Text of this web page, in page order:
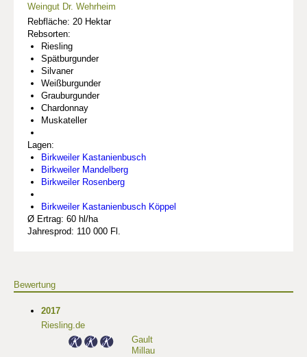
Weingut Dr. Wehrheim
Rebfläche: 20 Hektar
Rebsorten:
Riesling
Spätburgunder
Silvaner
Weißburgunder
Grauburgunder
Chardonnay
Muskateller
Lagen:
Birkweiler Kastanienbusch
Birkweiler Mandelberg
Birkweiler Rosenberg
Birkweiler Kastanienbusch Köppel
Ø Ertrag: 60 hl/ha
Jahresprod: 110 000 Fl.
Bewertung
2017
Riesling.de
Gault
Millau